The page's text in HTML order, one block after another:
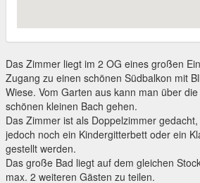
Das Zimmer liegt im 2 OG eines großen
Zugang zu einen schönen Südbalkon mit
Wiese. Vom Garten aus kann man über
schönen kleinen Bach gehen.
Das Zimmer ist als Doppelzimmer
jedoch noch ein Kindergitterbett oder ein
gestellt werden.
Das große Bad liegt auf dem gleichen
max. 2 weiteren Gästen zu teilen.